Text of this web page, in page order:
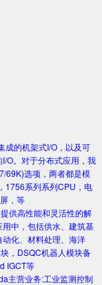
成的机架式I/O，以及可
O。对于分布式应用，我
69K)选项，两者都是模
1756系列系列CPU，电
，等
供高性能和灵活性的解
中，包括供水、建筑基
化、材料处理、海洋
，DSQC机器人模块备
IGCT等
主营业务:工业监测控制